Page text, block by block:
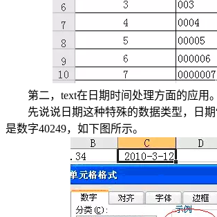
第二，text在日期时间处理方面的应用。
先说说日期这种特殊的数据类型，日期
是数字40249，如下图所示。